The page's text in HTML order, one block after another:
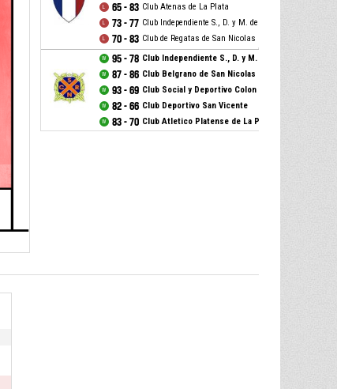
65 - 83 Club Atenas de La Plata
73 - 77 Club Independiente S., D. y M. de Zarate
70 - 83 Club de Regatas de San Nicolas
95 - 78 Club Independiente S., D. y M. de Zarate
87 - 86 Club Belgrano de San Nicolas
93 - 69 Club Social y Deportivo Colon de Chivilcoy
82 - 66 Club Deportivo San Vicente
83 - 70 Club Atletico Platense de La Plata